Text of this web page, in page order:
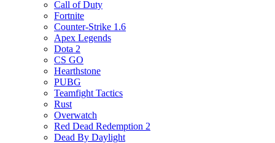
Call of Duty
Fortnite
Counter-Strike 1.6
Apex Legends
Dota 2
CS GO
Hearthstone
PUBG
Teamfight Tactics
Rust
Overwatch
Red Dead Redemption 2
Dead By Daylight